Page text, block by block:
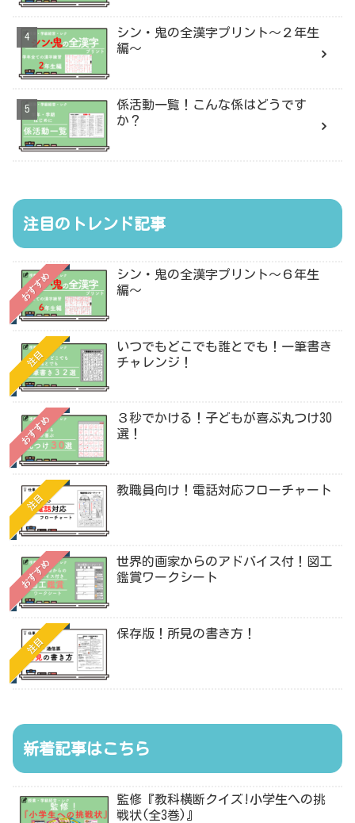
シン・鬼の全漢字プリント〜２年生
編〜
係活動一覧！こんな係はどうです
か？
注目のトレンド記事
おすすめ
シン・鬼の全漢字プリント〜６年生
編〜
注目
いつでもどこでも誰とでも！一筆書き
チャレンジ！
おすすめ
３秒でかける！子どもが喜ぶ丸つけ30
選！
注目
教職員向け！電話対応フローチャート
おすすめ
世界的画家からのアドバイス付！図工
鑑賞ワークシート
注目
保存版！所見の書き方！
新着記事はこちら
監修『教科横断クイズ!小学生への挑
戦状(全3巻)』